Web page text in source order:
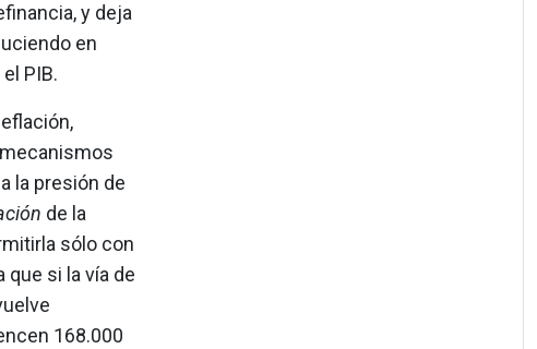
y deja
en
PIB.
la presión de
de la
sólo con
si la vía de
168.000